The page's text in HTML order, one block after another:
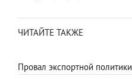
ЧИТАЙТЕ ТАКЖЕ
Провал экспортной политики